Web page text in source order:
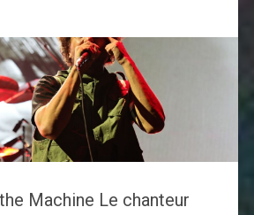
Machine Le chanteur